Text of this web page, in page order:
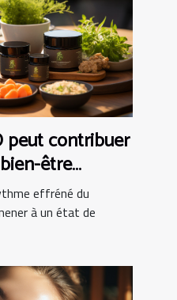
peut contribuer
être
effréné du
à un état de